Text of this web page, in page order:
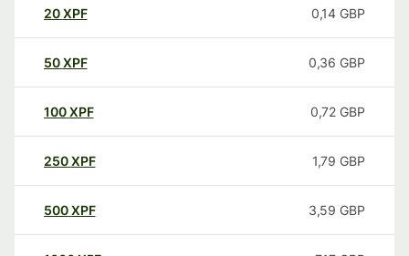
20XPF 0,14 GBP
50XPF 0,36 GBP
100XPF 0,72 GBP
250XPF 1,79 GBP
500XPF 3,59 GBP